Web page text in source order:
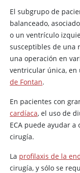
El subgrupo de
balanceado,
o un ventrículo
susceptibles de una
una operación en
ventricular única, en
de Fontan.
En pacientes con
cardíaca, el uso de
ECA puede ayudar
cirugía.
La profilaxis de la
cirugía, y sólo se